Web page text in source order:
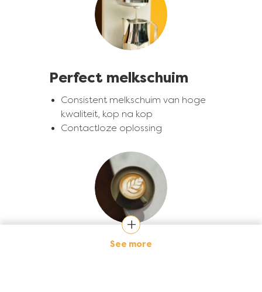
Perfect melkschuim
Consistent melkschuim van hoge
kwaliteit, kop na kop
Contactloze oplossing
Afbeelding
Kwaliteit en
See more